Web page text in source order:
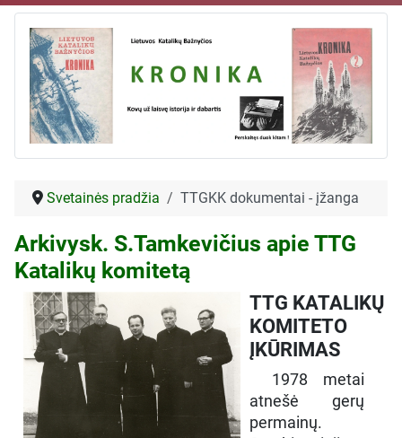
Svetainės pradžia TTGKK dokumentai - įžanga
Arkivysk. S.Tamkevičius apie TTG
Katalikų komitetą
TTG KATALIKŲ
KOMITETO
ĮKŪRIMAS
1978 metai
atnešė gerų
permainų.